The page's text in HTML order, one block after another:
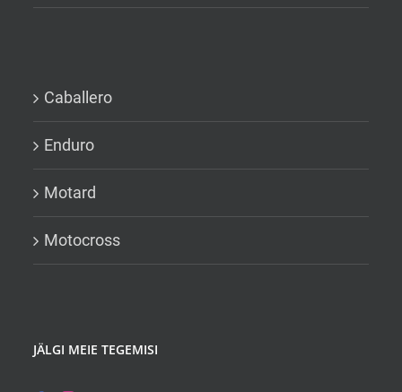
Caballero
Enduro
Motard
Motocross
JÄLGI MEIE TEGEMISI